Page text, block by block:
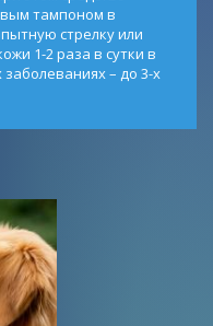
тампоном в
стрелку или
1-2 раза в сутки в
– до 3-х